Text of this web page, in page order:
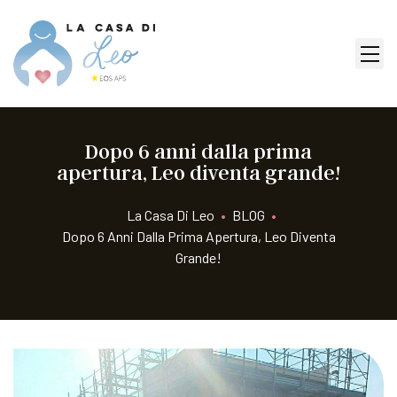
Dopo 6 anni dalla prima
apertura, Leo diventa grande!
La Casa Di Leo • BLOG •
Dopo 6 Anni Dalla Prima Apertura, Leo Diventa
Grande!